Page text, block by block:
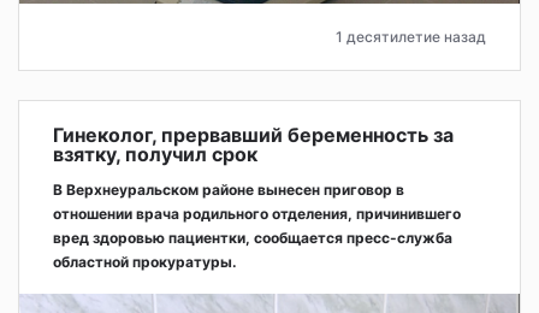
1 десятилетие назад
Гинеколог, прервавший беременность за
взятку, получил срок
В Верхнеуральском районе вынесен приговор в
отношении врача родильного отделения, причинившего
вред здоровью пациентки, сообщается пресс-служба
областной прокуратуры.